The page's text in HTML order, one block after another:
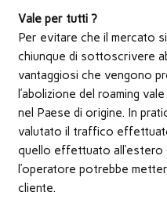
Vale per tutti ?
Per evitare che il mercato
chiunque di sottoscrivere
vantaggiosi che vengono
l’abolizione del roaming
nel Paese di origine. In
valutato il traffico
quello effettuato all’estero
l’operatore potrebbe
cliente.